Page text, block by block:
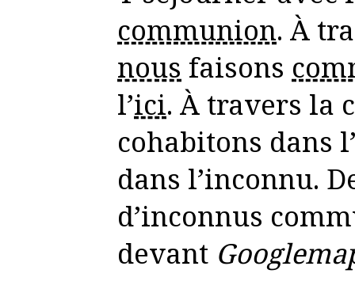
communion. À
nous faisons
l’ici. À travers la
cohabitons dans l’
dans l’inconnu.
d’inconnus
devant